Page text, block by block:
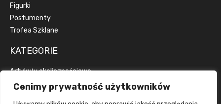
Cenimy prywatność użytkowników
Figurki
Postumenty
Trofea Szklane
KATEGORIE
Artykuły okolicznościowe
Artykuły reklamowe